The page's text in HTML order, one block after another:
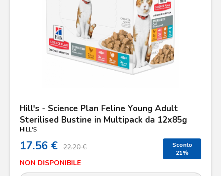
Hill's - Science Plan Feline Young Adult
Sterilised Bustine in Multipack da 12x85g
HILL'S
17.56 € 22.20 €
Sconto
21%
NON DISPONIBILE